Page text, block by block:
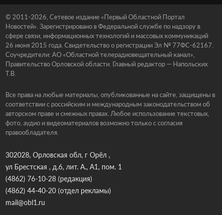
© 2011-2026, Сетевое издание «Первый Областной Портал
Новостей». Зарегистрировано в Федеральной службе по надзору в
сфере связи, информационных технологий и массовых коммуникаций
26 июня 2015 года. Свидетельство о регистрации Эл № 77ФС-62167.
Соучредители: АО «Областной телерадиовещательный канал»,
Правительство Орловской области. Главный редактор — Напольских
Т.В.
Все права на любые материалы, опубликованные на сайте, защищены в
соответствии с российским и международным законодательством об
авторском праве и смежных правах. Любое использование текстовых,
фото, аудио и видеоматериалов возможно только с согласия
правообладателя.
302028, Орловская обл, г Орёл ,
ул Брестская , д.6, лит. А., А1, пом. 1
(4862) 76-10-28(редакция)
(4862) 44-40-20(отдел рекламы)
mail@obl1.ru